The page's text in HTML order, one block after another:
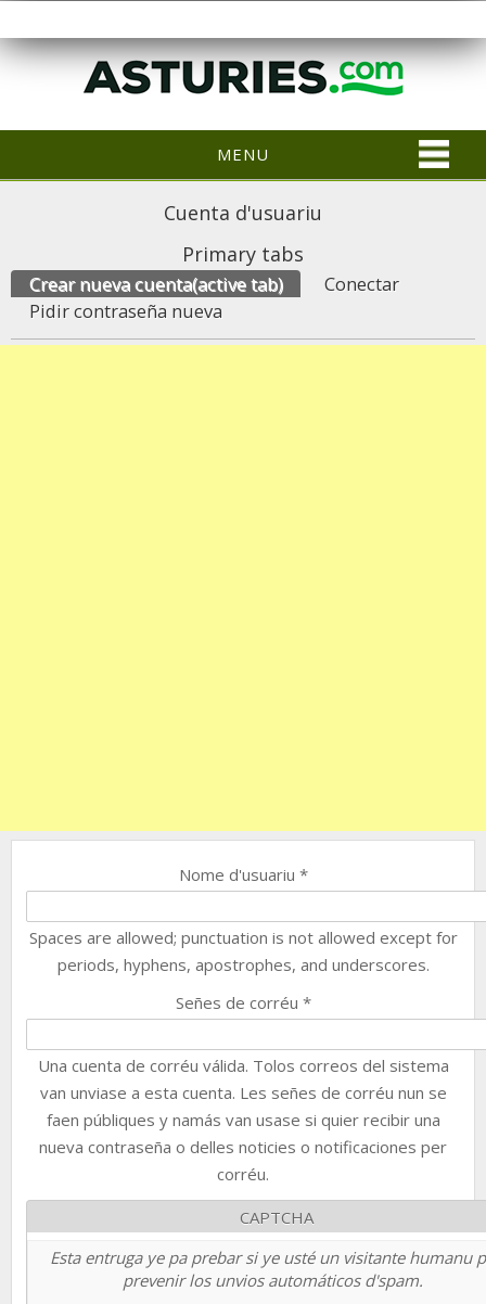
MENU
Cuenta d'usuariu
Primary tabs
Crear nueva cuenta(active tab)
Conectar
Pidir contraseña nueva
Nome d'usuariu *
Spaces are allowed; punctuation is not allowed except for
periods, hyphens, apostrophes, and underscores.
Señes de corréu *
Una cuenta de corréu válida. Tolos correos del sistema
van unviase a esta cuenta. Les señes de corréu nun se
faen públiques y namás van usase si quier recibir una
nueva contraseña o delles noticies o notificaciones per
corréu.
CAPTCHA
Esta entruga ye pa prebar si ye usté un visitante humanu
prevenir los unvios automáticos d'spam.